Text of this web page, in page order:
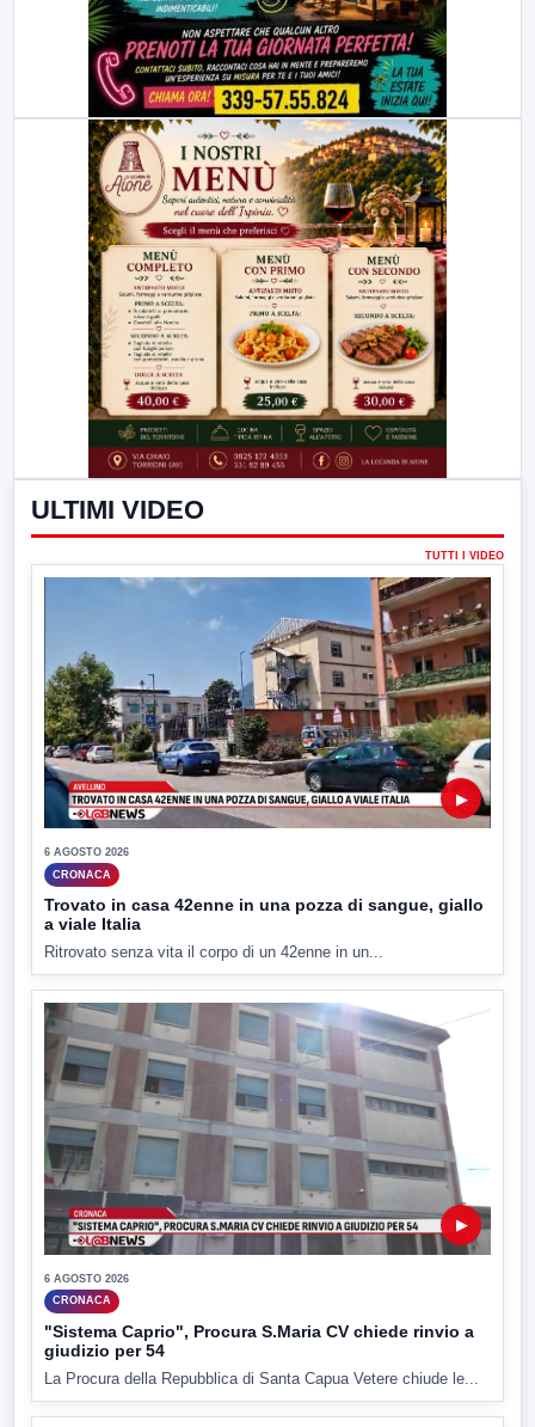
ULTIMI VIDEO
TUTTI I VIDEO
▶
6 AGOSTO 2026
CRONACA
Trovato in casa 42enne in una pozza di sangue, giallo
a viale Italia
Ritrovato senza vita il corpo di un 42enne in un...
▶
6 AGOSTO 2026
CRONACA
"Sistema Caprio", Procura S.Maria CV chiede rinvio a
giudizio per 54
La Procura della Repubblica di Santa Capua Vetere chiude le...